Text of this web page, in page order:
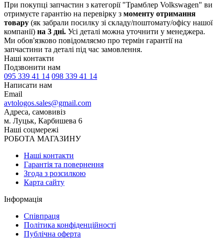
При покупці запчастин з категорії "Трамблер Volkswagen" ви
отримуєте гарантію на перевірку з моменту отримання
товару (як забрали посилку зі складу/поштомату/офісу нашої
компанії) на 3 дні. Усі деталі можна уточнити у менеджера.
Ми обов'язково повідомляємо про термін гарантії на
запчастини та деталі під час замовлення.
Наші контакти
Подзвонити нам
095 339 41 14 098 339 41 14
Написати нам
Email
avtologos.sales@gmail.com
Адреса, самовивіз
м. Луцьк, Карбишева 6
Наші соцмережі
РОБОТА МАГАЗИНУ
Наші контакти
Гарантія та повернення
Згода з розсилкою
Карта сайту
Інформація
Співпраця
Політика конфіденційності
Публічна оферта